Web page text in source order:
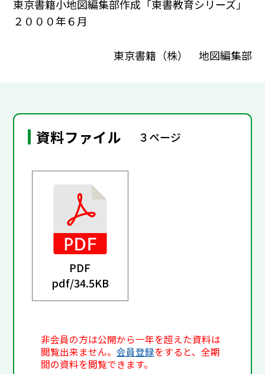
東京書籍小地図編集部作成「東書教育シリーズ」
２０００年６月
東京書籍（株） 地図編集部
資料ファイル ３ページ
PDF
pdf/34.5KB
非会員の方は公開から一年を超えた資料は
閲覧出来ません。会員登録をすると、全期
間の資料を閲覧できます。